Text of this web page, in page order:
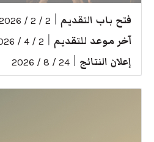
فتح باب التقديم 2 / 2 / 2026
آخر موعد للتقديم 2 / 4 / 2026
إعلان النتائج 24 / 8 / 2026